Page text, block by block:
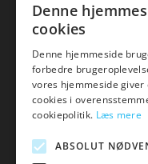
Tlf:
Mail:
Denne
cookies
Denne hjemmeside
forbedre
vores hjemmeside giver
cookies i
cookiepolitik. Læs mere
ABSOLUT